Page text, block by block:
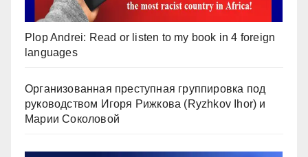
Plop Andrei: Read or listen to my book in 4 foreign
languages
Организованная преступная группировка под
руководством Игоря Рижкова (Ryzhkov Ihor) и
Марии Соколовой